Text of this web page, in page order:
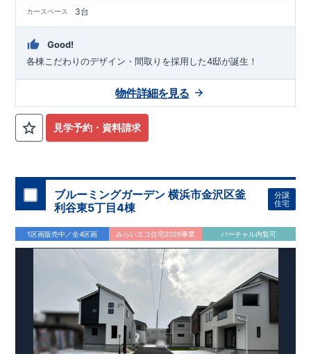
カースペース 3台
Good!
各棟こだわりのデザイン・間取りを採用した4邸が誕生！
見学予約・資料請求
物件詳細を見る
ブルーミングガーデン 横浜市金沢区釜
利谷東5丁目4棟
分譲
住宅
1区画販売中／全4区画 みらいエコ住宅2026事業 バーチャル内覧可